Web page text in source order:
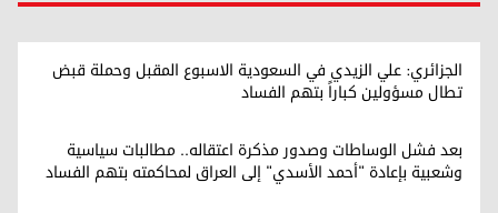
الجزائري: علي الزيدي في السعودية الاسبوع المقبل وحملة قبض
تطال مسؤولين كباراً بتهم الفساد
بعد فشل الوساطات وصدور مذكرة اعتقاله.. مطالبات سياسية
وشعبية بإعادة "أحمد الأسدي" إلى العراق لمحاكمته بتهم الفساد